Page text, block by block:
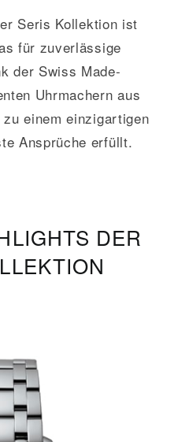
Seris Kollektion ist
für zuverlässige
der Swiss Made-
Uhrmachern aus
einem einzigartigen
Ansprüche erfüllt.
DER